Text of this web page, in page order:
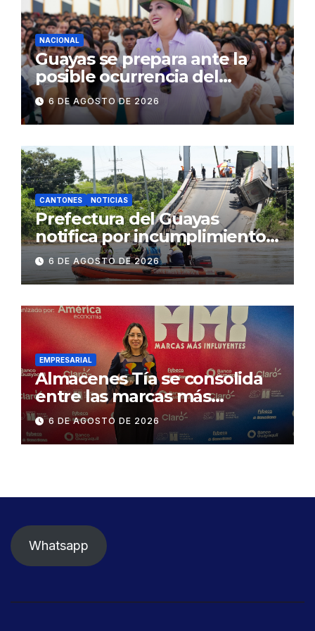
concurrencia
NACIONAL
Guayas se prepara ante la
posible ocurrencia del
fenómeno de El Niño:
Gobierno Nacional capacita a
2.500 jóvenes
6 DE AGOSTO DE 2026
CANTONES NOTICIAS
Prefectura del Guayas
notifica por incumplimiento
contractual a la
Concesionaria CONORTE y
exige celeridad en
desmontaje del puente
Gonzalo Icaza Cornejo, en
Daule
6 DE AGOSTO DE 2026
EMPRESARIAL
Almacenes Tía se consolida
entre las marcas más
influyentes del Ecuador
6 DE AGOSTO DE 2026
Whatsapp